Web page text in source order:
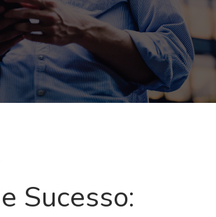
Sucesso: